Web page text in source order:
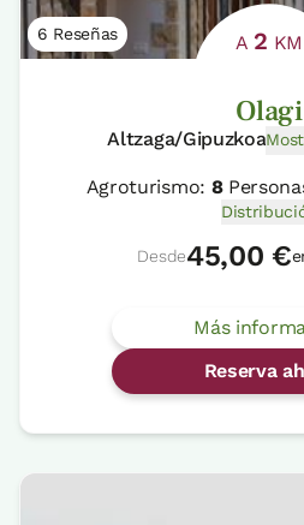
6 Reseñas A 2 KM
Olagi
Altzaga/Gipuzkoa
Agroturismo: 8
Desde45,00 €
Más
Reserva